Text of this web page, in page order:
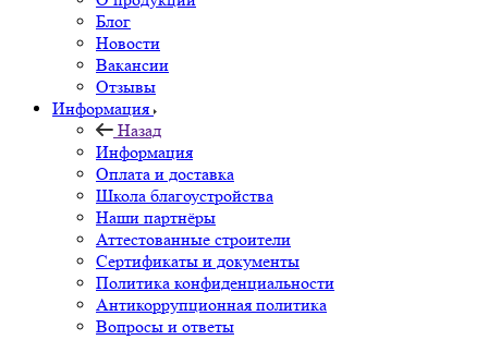
Блог
Новости
Вакансии
Отзывы
Информация
Назад
Информация
Оплата и доставка
Школа благоустройства
Наши партнёры
Аттестованные строители
Сертификаты и документы
Политика конфиденциальности
Антикоррупционная политика
Вопросы и ответы